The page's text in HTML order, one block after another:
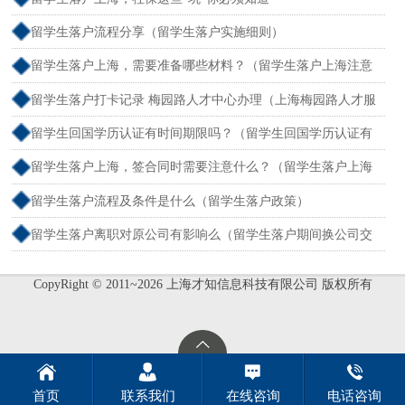
留学生落户流程分享（留学生落户实施细则）
留学生落户上海，需要准备哪些材料？（留学生落户上海注意
事项）
留学生落户打卡记录 梅园路人才中心办理（上海梅园路人才服
务中心电话）
留学生回国学历认证有时间期限吗？（留学生回国学历认证有
时间限制吗）
留学生落户上海，签合同时需要注意什么？（留学生落户上海
有什么好处）
留学生落户流程及条件是什么（留学生落户政策）
留学生落户离职对原公司有影响么（留学生落户期间换公司交
CopyRight © 2011~2026 上海才知信息科技有限公司 版权所有
首页 联系我们 在线咨询 电话咨询